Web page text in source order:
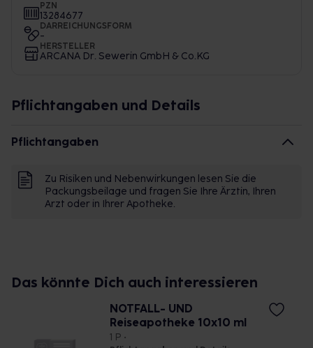
PZN
13284677
DARREICHUNGSFORM
-
HERSTELLER
ARCANA Dr. Sewerin GmbH & Co.KG
Pflichtangaben und Details
Pflichtangaben
Zu Risiken und Nebenwirkungen lesen Sie die
Packungsbeilage und fragen Sie Ihre Ärztin, Ihren
Arzt oder in Ihrer Apotheke.
Das könnte Dich auch interessieren
NOTFALL- UND
Reiseapotheke 10x10 ml
1 P •